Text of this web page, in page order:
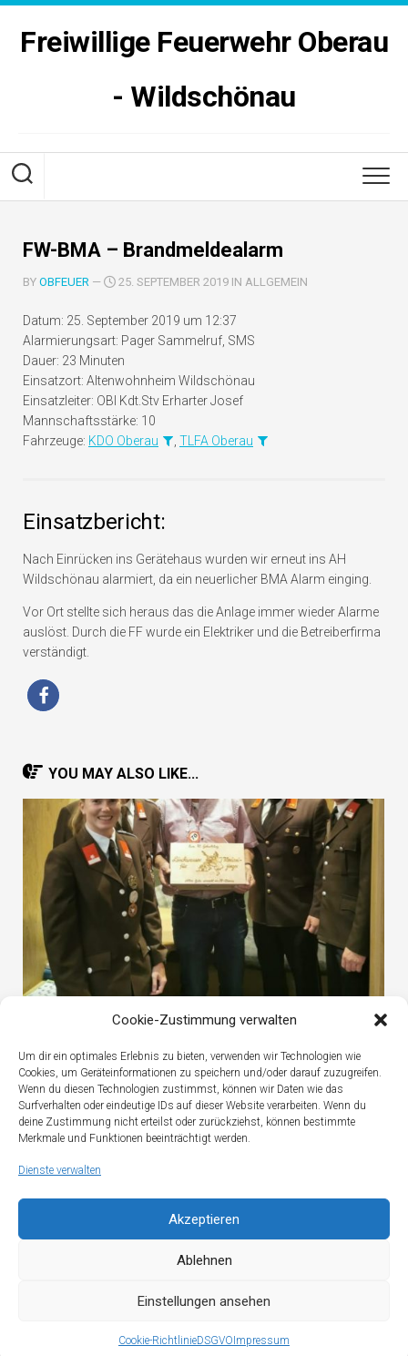
Cookie-Zustimmung verwalten
Um dir ein optimales Erlebnis zu bieten, verwenden wir Technologien wie
Cookies, um Geräteinformationen zu speichern und/oder darauf zuzugreifen.
Wenn du diesen Technologien zustimmst, können wir Daten wie das
Surfverhalten oder eindeutige IDs auf dieser Website verarbeiten. Wenn du
deine Zustimmung nicht erteilst oder zurückziehst, können bestimmte
Merkmale und Funktionen beeinträchtigt werden.
Dienste verwalten
Akzeptieren
Ablehnen
Einstellungen ansehen
Cookie-RichtlinieDSGVO Impressum
Skip
contentFreiwillige Feuerwehr Oberau
- Wildschönau
FW-BMA – Brandmeldealarm
BY OBFEUER — 25. SEPTEMBER 2019 IN ALLGEMEIN
Datum: 25. September 2019 um 12:37
Alarmierungsart: Pager Sammelruf, SMS
Dauer: 23 Minuten
Einsatzort: Altenwohnheim Wildschönau
Einsatzleiter: OBI Kdt.Stv Erharter Josef
Mannschaftsstärke: 10
Fahrzeuge: KDO Oberau TLFA Oberau
Einsatzbericht:
Nach Einrücken ins Gerätehaus wurden wir erneut ins AH
Wildschönau alarmiert, da ein neuerlicher BMA Alarm einging.
Vor Ort stellte sich heraus das die Anlage immer wieder Alarme
auslöst. Durch die FF wurde ein Elektriker und die Betreiberfirma
verständigt.
YOU MAY ALSO LIKE...
Geburtstagsalarm